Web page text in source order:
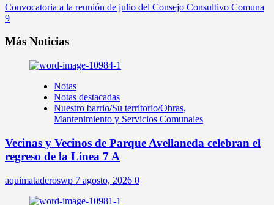
Convocatoria a la reunión de julio del Consejo Consultivo Comuna
9
Más Noticias
Notas
Notas destacadas
Nuestro barrio/Su territorio/Obras,
Mantenimiento y Servicios Comunales
Vecinas y Vecinos de Parque Avellaneda celebran el
regreso de la Línea 7 A
aquimataderoswp 7 agosto, 2026 0